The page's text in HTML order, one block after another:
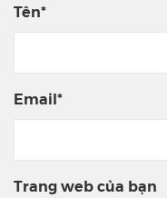
Tên*
Email*
Trang web của bạn